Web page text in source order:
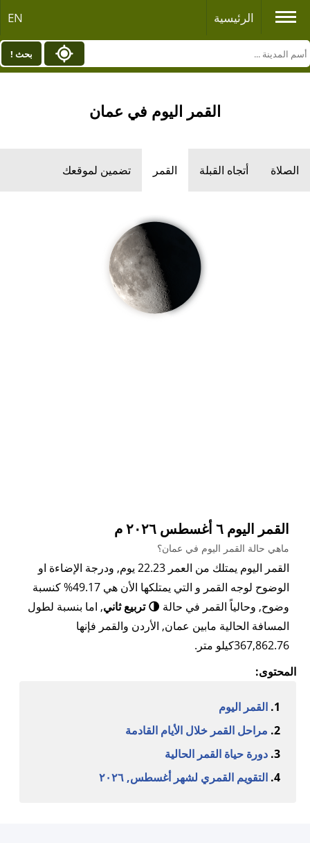
الرئيسية EN
بحث !
القمر اليوم في عمان
الصلاة أتجاه القبلة القمر تضمين لموقعك
القمر اليوم ٦ أغسطس ٢٠٢٦ م
ماهي حالة القمر اليوم في عمان؟
القمر اليوم يمتلك من العمر 22.23 يوم, ودرجة الإضاءة او
الوضوح لوجه القمر و التي يمتلكها الأن هي 49.17% كنسبة
وضوح, وحالياً القمر في حالة 🌗 تربيع ثاني, اما بنسبة لطول
المسافة الحالية مابين عمان, الأردن والقمر فإنها
367,862.76كيلو متر.
المحتوى:
القمر اليوم
مراحل القمر خلال الأيام القادمة
دورة حياة القمر الحالية
التقويم القمري لشهر أغسطس, ٢٠٢٦